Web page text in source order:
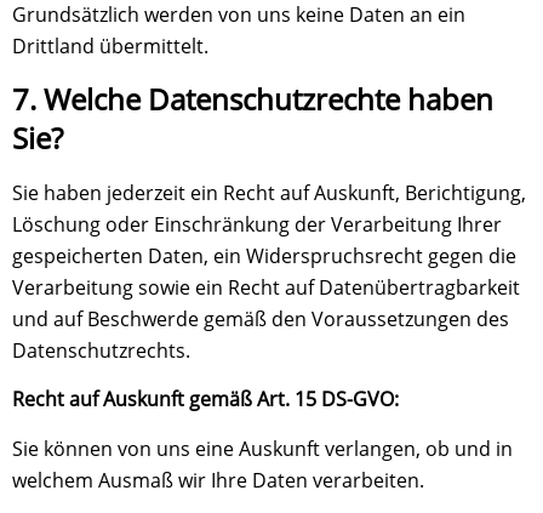
Grundsätzlich werden von uns keine Daten an ein
Drittland übermittelt.
7. Welche Datenschutzrechte haben
Sie?
Sie haben jederzeit ein Recht auf Auskunft, Berichtigung,
Löschung oder Einschränkung der Verarbeitung Ihrer
gespeicherten Daten, ein Widerspruchsrecht gegen die
Verarbeitung sowie ein Recht auf Datenübertragbarkeit
und auf Beschwerde gemäß den Voraussetzungen des
Datenschutzrechts.
Recht auf Auskunft gemäß Art. 15 DS-GVO:
Sie können von uns eine Auskunft verlangen, ob und in
welchem Ausmaß wir Ihre Daten verarbeiten.